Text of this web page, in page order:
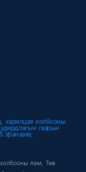
харилцаа холбооны
газрын
яам, Төв